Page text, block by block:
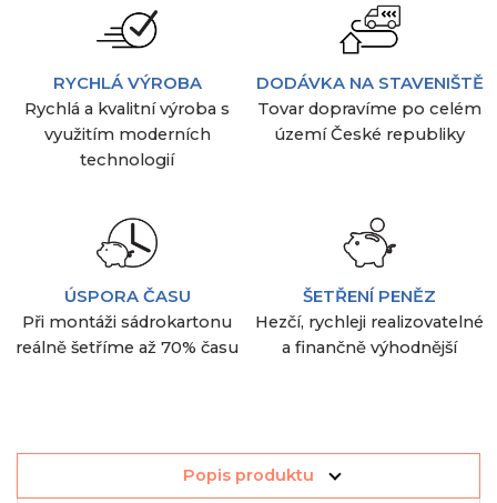
RYCHLÁ VÝROBA
Rychlá a kvalitní výroba s
využitím moderních
technologií
DODÁVKA NA STAVENIŠTĚ
Tovar dopravíme po celém
území České republiky
ÚSPORA ČASU
Při montáži sádrokartonu
reálně šetříme až 70% času
ŠETŘENÍ PENĚZ
Hezčí, rychleji realizovatelné
a finančně výhodnější
Popis produktu